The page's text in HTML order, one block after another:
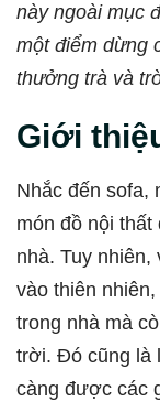
này ngoài mục
một điểm dừng
thưởng trà và
Giới
Nhắc đến sofa,
món đồ nội
nhà. Tuy
vào thiên
trong nhà mà
trời. Đó cũng là
càng được các